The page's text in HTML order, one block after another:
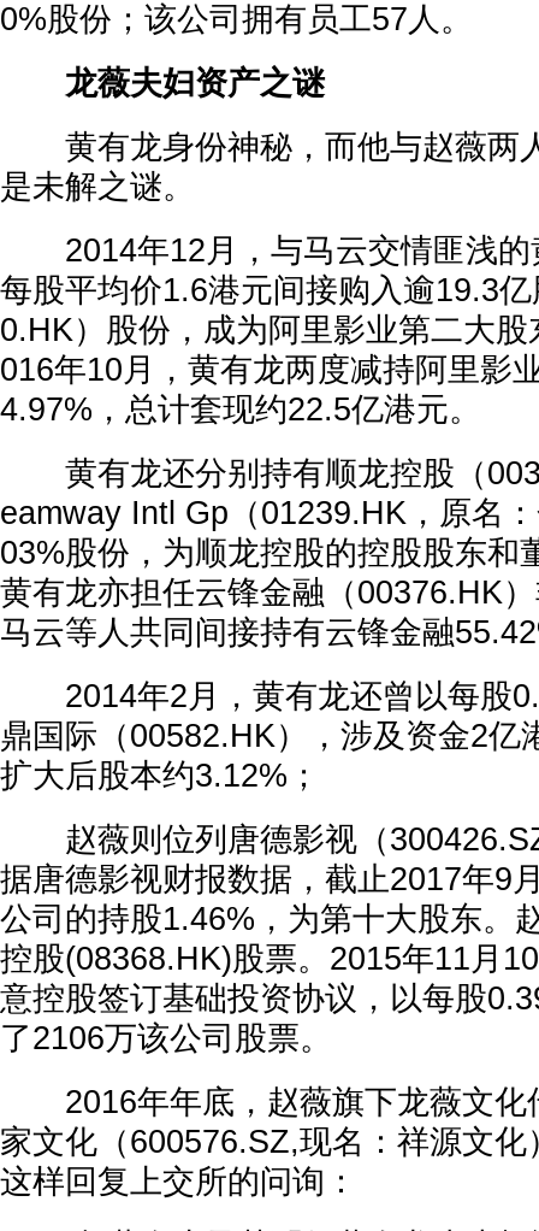
0%股份；该公司拥有员工57人。
龙薇夫妇资产之谜
黄有龙身份神秘，而他与赵薇两
是未解之谜。
2014年12月，与马云交情匪浅的
每股平均价1.6港元间接购入逾19.3
0.HK）股份，成为阿里影业第二大
016年10月，黄有龙两度减持阿里影
4.97%，总计套现约22.5亿港元。
黄有龙还分别持有顺龙控股（
eamway Intl Gp（01239.HK，原名
03%股份，为顺龙控股的控股股东和
黄有龙亦担任云锋金融（00376.HK
马云等人共同间接持有云锋金融
2014年2月，黄有龙还曾以每股
鼎国际（00582.HK），涉及资金2亿
扩大后股本约3.12%；
赵薇则位列唐德影视（
据唐德影视财报数据，截止2017年9
公司的持股1.46%，为第十大股东。
控股(08368.HK)股票。2015年11月
意控股签订基础投资协议，以每股
了2106万该公司股票。
2016年年底，赵薇旗下龙薇文化
家文化（600576.SZ,现名：祥源文
这样回复上交所的问询：